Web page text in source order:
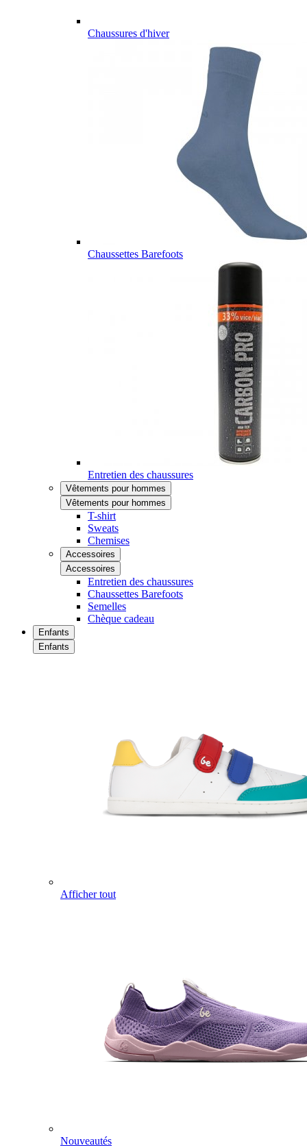
Chaussures d'hiver
Chaussettes Barefoots
Entretien des chaussures
Vêtements pour hommes
Vêtements pour hommes
T-shirt
Sweats
Chemises
Accessoires
Accessoires
Entretien des chaussures
Chaussettes Barefoots
Semelles
Chèque cadeau
Enfants
Enfants
Afficher tout
Nouveautés